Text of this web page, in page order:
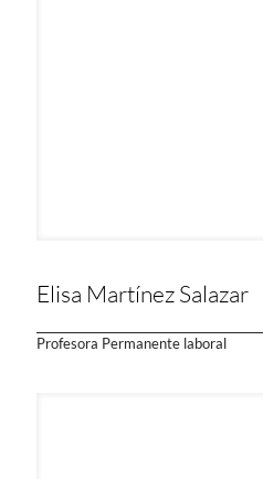
Elisa Martínez Salazar
Profesora Permanente laboral